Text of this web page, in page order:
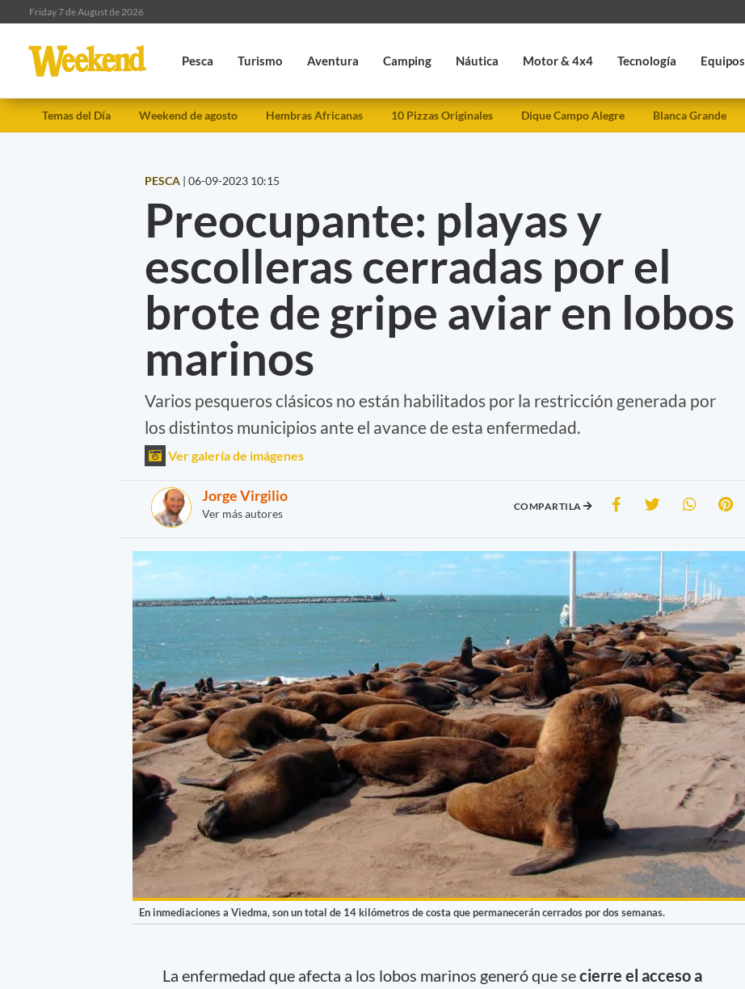
Friday 7 de August de 2026
Pesca Turismo Aventura Camping Náutica Motor & 4x4 Tecnología Equipos
Temas del Día Weekend de agosto Hembras Africanas 10 Pizzas Originales Dique Campo Alegre Blanca Grande
PESCA | 06-09-2023 10:15
Preocupante: playas y
escolleras cerradas por el
brote de gripe aviar en lobos
marinos
Varios pesqueros clásicos no están habilitados por la restricción generada por
los distintos municipios ante el avance de esta enfermedad.
Ver galería de imágenes
Jorge Virgilio
Ver más autores
COMPARTILA
En inmediaciones a Viedma, son un total de 14 kilómetros de costa que permanecerán cerrados por dos semanas.
La enfermedad que afecta a los lobos marinos generó que secierre el acceso a